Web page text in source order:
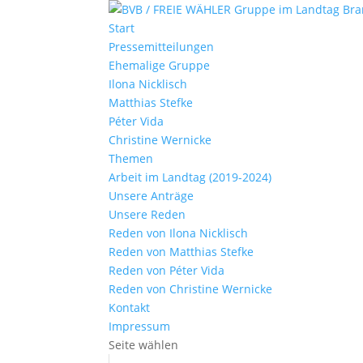
Start
Pressemitteilungen
Ehemalige Gruppe
Ilona Nicklisch
Matthias Stefke
Péter Vida
Christine Wernicke
Themen
Arbeit im Landtag (2019-2024)
Unsere Anträge
Unsere Reden
Reden von Ilona Nicklisch
Reden von Matthias Stefke
Reden von Péter Vida
Reden von Christine Wernicke
Kontakt
Impressum
Seite wählen